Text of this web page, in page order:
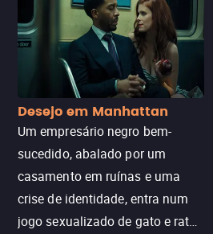
Desejo em Manhattan
Um empresário negro bem-
sucedido, abalado por um
casamento em ruínas e uma
crise de identidade, entra num
jogo sexualizado de gato e rato